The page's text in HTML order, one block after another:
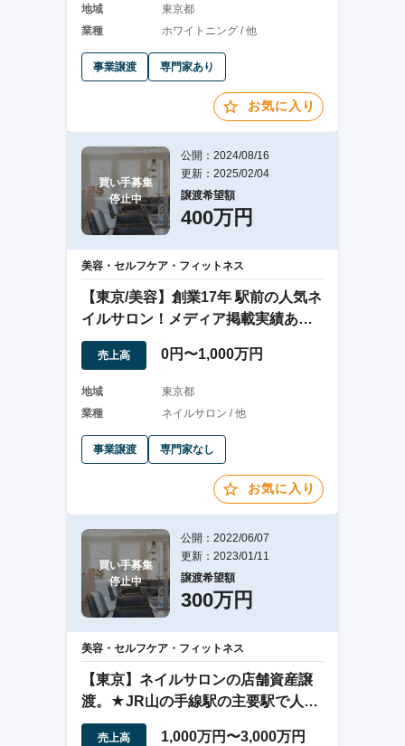
地域
東京都
業種
ホワイトニング / 他
事業譲渡 専門家あり
お気に入り
買い手募集
停止中
公開：2024/08/16
更新：2025/02/04
譲渡希望額
400万円
美容・セルフケア・フィットネス
【東京/美容】創業17年 駅前の人気ネ
イルサロン！メディア掲載実績あ
り！高単価！
売上高 0円〜1,000万円
地域
東京都
業種
ネイルサロン / 他
事業譲渡 専門家なし
お気に入り
買い手募集
停止中
公開：2022/06/07
更新：2023/01/11
譲渡希望額
300万円
美容・セルフケア・フィットネス
【東京】ネイルサロンの店舗資産譲
渡。★JR山の手線駅の主要駅で人気
繁華街★
売上高 1,000万円〜3,000万円